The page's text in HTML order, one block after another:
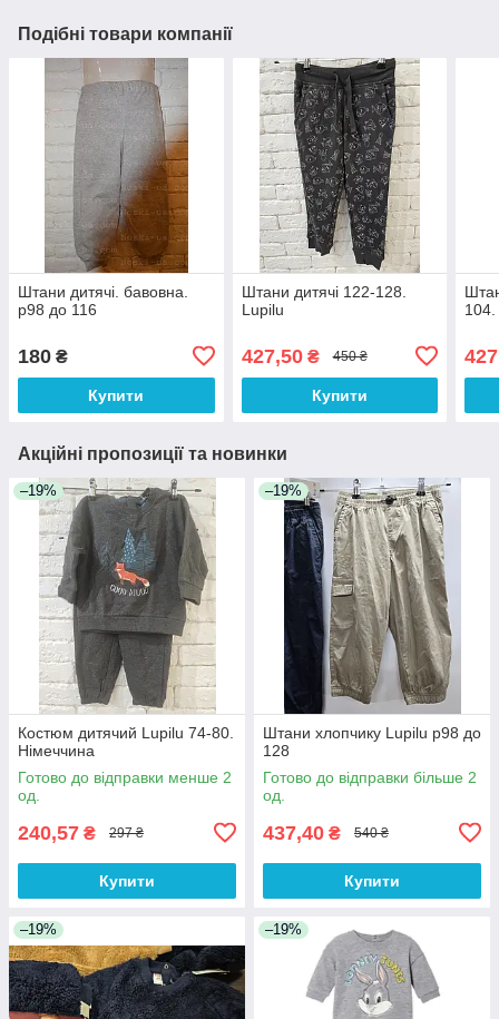
Подібні товари компанії
Штани дитячі. бавовна.
р98 до 116
180 ₴
Купити
Штани дитячі 122-128.
Lupilu
427,50₴ 450 ₴
Купити
Акційні пропозиції та новинки
–19%
Костюм дитячий Lupilu 74-80.
Німеччина
Готово до відправки менше 2
од.
240,57 ₴ 297 ₴
Купити
–19%
Штани хлопчику Lupilu р98 до
128
Готово до відправки більше 2
од.
437,40 ₴ 540 ₴
Купити
–19% –19%